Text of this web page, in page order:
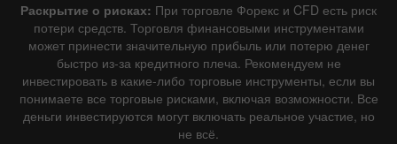
Раскрытие о рисках: При торговле Форекс и CFD есть риск
потери средств. Торговля финансовыми инструментами
может принести значительную прибыль или потерю денег
быстро из-за кредитного плеча. Рекомендуем не
инвестировать в какие-либо торговые инструменты, если вы
понимаете все торговые рисками, включая возможности. Все
деньги инвестируются могут включать реальное участие, но
не всё.